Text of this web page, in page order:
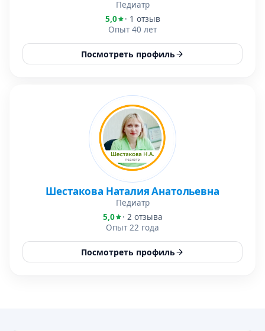
Педиатр
5,0
· 1 отзыв
Опыт 40 лет
Посмотреть профиль
Шестакова Наталия Анатольевна
Педиатр
5,0
· 2 отзыва
Опыт 22 года
Посмотреть профиль